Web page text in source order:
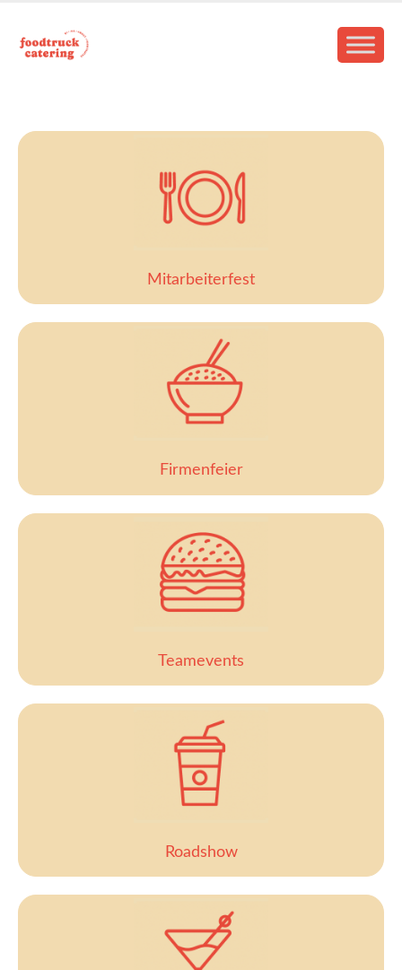
Mitarbeiterfest
Firmenfeier
Teamevents
Roadshow